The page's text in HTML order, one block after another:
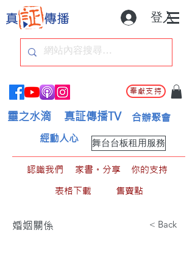
登入
奉獻支持
靈之水滴 真証傳播TV 合辦聚會
舞台台板租用服務
經動人心
認識我們 家書。分享
你的支持
表格下載
售賣點
婚姻關係 < Back